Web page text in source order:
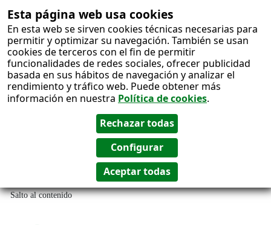
Esta página web usa cookies
En esta web se sirven cookies técnicas necesarias para
permitir y optimizar su navegación. También se usan
cookies de terceros con el fin de permitir
funcionalidades de redes sociales, ofrecer publicidad
basada en sus hábitos de navegación y analizar el
rendimiento y tráfico web. Puede obtener más
información en nuestra Política de cookies.
Salto al contenido